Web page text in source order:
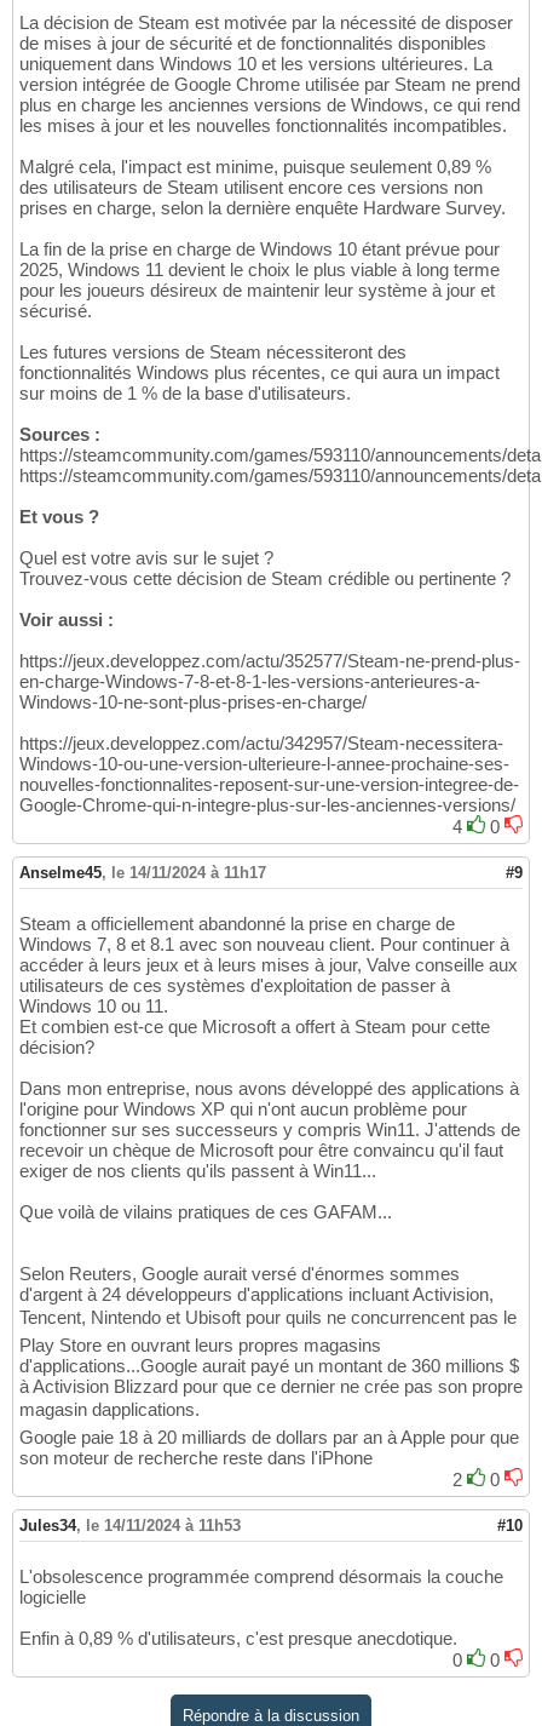
La décision de Steam est motivée par la nécessité de disposer
de mises à jour de sécurité et de fonctionnalités disponibles
uniquement dans Windows 10 et les versions ultérieures. La
version intégrée de Google Chrome utilisée par Steam ne prend
plus en charge les anciennes versions de Windows, ce qui rend
les mises à jour et les nouvelles fonctionnalités incompatibles.
Malgré cela, l'impact est minime, puisque seulement 0,89 %
des utilisateurs de Steam utilisent encore ces versions non
prises en charge, selon la dernière enquête Hardware Survey.
La fin de la prise en charge de Windows 10 étant prévue pour
2025, Windows 11 devient le choix le plus viable à long terme
pour les joueurs désireux de maintenir leur système à jour et
sécurisé.
Les futures versions de Steam nécessiteront des
fonctionnalités Windows plus récentes, ce qui aura un impact
sur moins de 1 % de la base d'utilisateurs.
Sources :
https://steamcommunity.com/games/593110/announcements/
https://steamcommunity.com/games/593110/announcements/
Et vous ?
Quel est votre avis sur le sujet ?
Trouvez-vous cette décision de Steam crédible ou pertinente ?
Voir aussi :
https://jeux.developpez.com/actu/352577/Steam-ne-prend-plus-
en-charge-Windows-7-8-et-8-1-les-versions-anterieures-a-
Windows-10-ne-sont-plus-prises-en-charge/
https://jeux.developpez.com/actu/342957/Steam-necessitera-
Windows-10-ou-une-version-ulterieure-l-annee-prochaine-ses-
nouvelles-fonctionnalites-reposent-sur-une-version-integree-de-
Google-Chrome-qui-n-integre-plus-sur-les-anciennes-versions/
4
0
Anselme45, le 14/11/2024 à 11h17 #9
Steam a officiellement abandonné la prise en charge de
Windows 7, 8 et 8.1 avec son nouveau client. Pour continuer à
accéder à leurs jeux et à leurs mises à jour, Valve conseille aux
utilisateurs de ces systèmes d'exploitation de passer à
Windows 10 ou 11.
Et combien est-ce que Microsoft a offert à Steam pour cette
décision?
Dans mon entreprise, nous avons développé des applications à
l'origine pour Windows XP qui n'ont aucun problème pour
fonctionner sur ses successeurs y compris Win11. J'attends de
recevoir un chèque de Microsoft pour être convaincu qu'il faut
exiger de nos clients qu'ils passent à Win11...
Que voilà de vilains pratiques de ces GAFAM...
Selon Reuters, Google aurait versé d'énormes sommes
d'argent à 24 développeurs d'applications incluant Activision,
Tencent, Nintendo et Ubisoft pour quils ne concurrencent pas le
Play Store en ouvrant leurs propres magasins
d'applications...Google aurait payé un montant de 360 millions $
à Activision Blizzard pour que ce dernier ne crée pas son propre
magasin dapplications.
Google paie 18 à 20 milliards de dollars par an à Apple pour que
son moteur de recherche reste dans l'iPhone
2
0
Jules34, le 14/11/2024 à 11h53 #10
L'obsolescence programmée comprend désormais la couche
logicielle
Enfin à 0,89 % d'utilisateurs, c'est presque anecdotique.
0
0
Répondre à la discussion